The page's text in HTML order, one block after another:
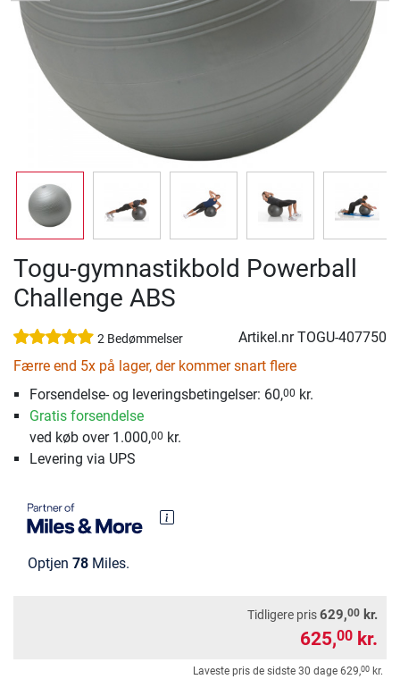
Togu-gymnastikbold Powerball
Challenge ABS
2 Bedømmelser Artikel.nrTOGU-407750
Færre end 5x på lager, der kommer snart flere
Forsendelse- og leveringsbetingelser: 60,00 kr.
Gratis forsendelse
ved køb over 1.000,00 kr.
Levering via UPS
Optjen 78 Miles.
Tidligere pris629,00 kr.
625,00 kr.
Laveste pris de sidste 30 dage 629,00 kr.